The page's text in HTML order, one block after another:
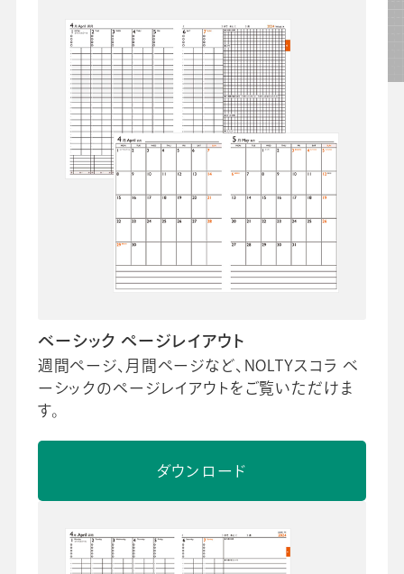
グループ会社プライバシーポリシー個人情報保護法
ビジネスツール事業
ベーシック ページレイアウト
週間ページ、月間ページなど、NOLTYスコラ ベ
ーシックのページレイアウトをご覧いただけま
す。
ダウンロード